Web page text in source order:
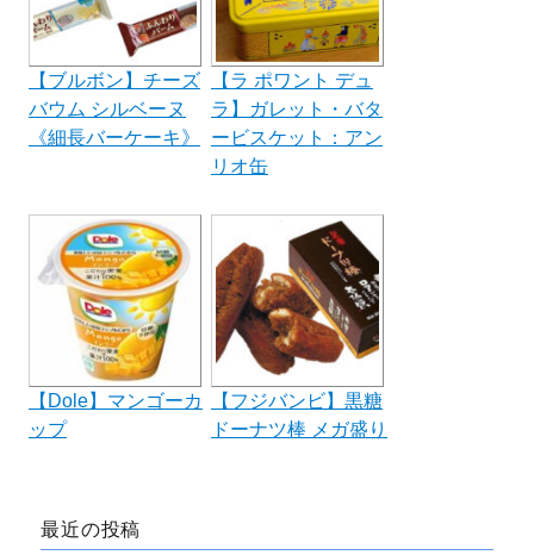
【ブルボン】チーズ
バウム シルベーヌ
《細長バーケーキ》
【ラ ポワント デュ
ラ】ガレット・バタ
ービスケット：アン
リオ缶
【Dole】マンゴーカ
ップ
【フジバンビ】黒糖
ドーナツ棒 メガ盛り
最近の投稿